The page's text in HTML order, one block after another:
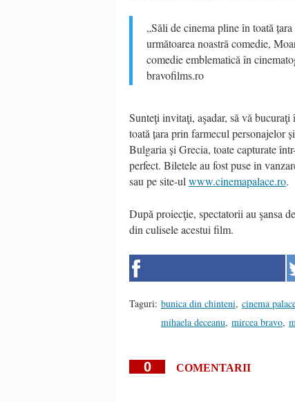
„Săli de cinema pline în toată
următoarea noastră comedie,
comedie emblematică în
bravofilms.ro
Sunteţi invitaţi, aşadar, să vă bucuraţi
toată țara prin farmecul personajelor
Bulgaria și Grecia, toate capturate
perfect. Biletele au fost puse in
sau pe site-ul www.cinemapalace.ro.
După proiecţie, spectatorii au şansa
din culisele acestui film.
Taguri: bunica din chinteni, cinema
mihaela deceanu, mircea bravo,
0 COMENTARII